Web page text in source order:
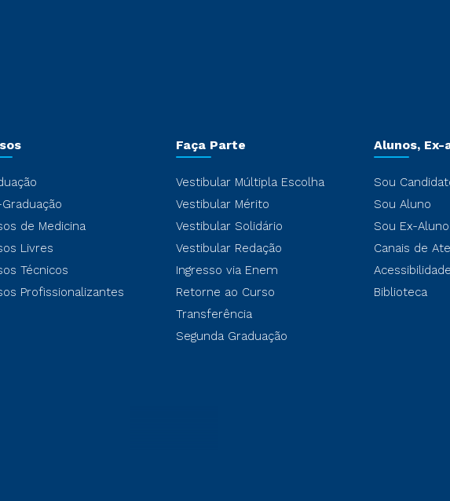
de Medicina
Livres
Técnicos
Profissionalizantes
Faça Parte
Vestibular Múltipla Escolha
Vestibular Mérito
Vestibular Solidário
Vestibular Redação
Ingresso via Enem
Retorne ao Curso
Transferência
Segunda Graduação
Alunos,
Sou
Sou Aluno
Sou Ex-Aluno
Canais de
Acessibilidade
Biblioteca